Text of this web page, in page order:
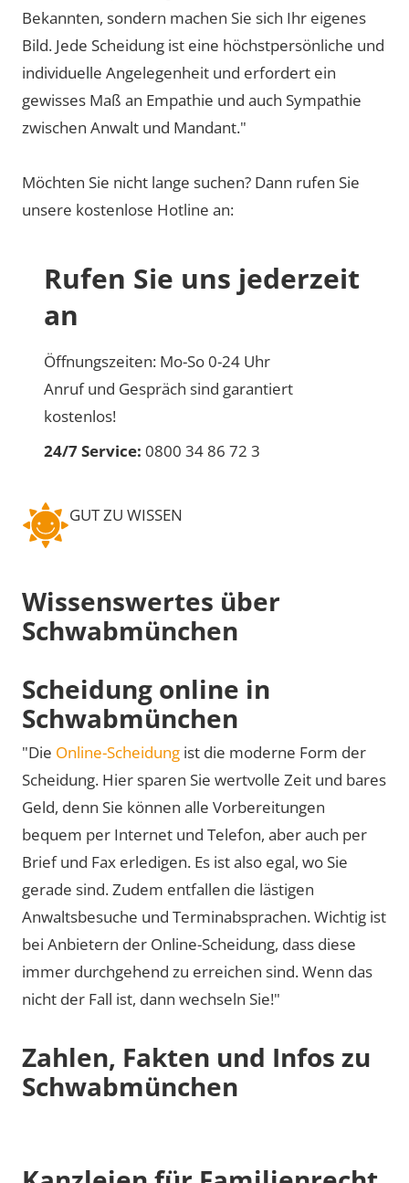
Bekannten, sondern machen Sie sich Ihr eigenes
Bild. Jede Scheidung ist eine höchstpersönliche und
individuelle Angelegenheit und erfordert ein
gewisses Maß an Empathie und auch Sympathie
zwischen Anwalt und Mandant."
Möchten Sie nicht lange suchen? Dann rufen Sie
unsere kostenlose Hotline an:
Rufen Sie uns jederzeit
an
Öffnungszeiten: Mo-So 0-24 Uhr
Anruf und Gespräch sind garantiert
kostenlos!
24/7 Service: 0800 34 86 72 3
GUT ZU WISSEN
Wissenswertes über
Schwabmünchen
Scheidung online in
Schwabmünchen
"Die Online-Scheidung ist die moderne Form der
Scheidung. Hier sparen Sie wertvolle Zeit und bares
Geld, denn Sie können alle Vorbereitungen
bequem per Internet und Telefon, aber auch per
Brief und Fax erledigen. Es ist also egal, wo Sie
gerade sind. Zudem entfallen die lästigen
Anwaltsbesuche und Terminabsprachen. Wichtig ist
bei Anbietern der Online-Scheidung, dass diese
immer durchgehend zu erreichen sind. Wenn das
nicht der Fall ist, dann wechseln Sie!"
Zahlen, Fakten und Infos zu
Schwabmünchen